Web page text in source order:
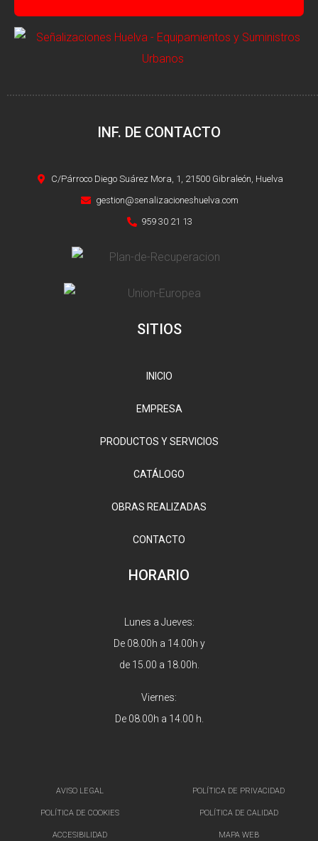
INF. DE CONTACTO
C/Párroco Diego Suárez Mora, 1, 21500 Gibraleón, Huelva
gestion@senalizacioneshuelva.com
959 30 21 13
SITIOS
INICIO
EMPRESA
PRODUCTOS Y SERVICIOS
CATÁLOGO
OBRAS REALIZADAS
CONTACTO
HORARIO
Lunes a Jueves:
De 08.00h a 14.00h y
de 15.00 a 18.00h.
Viernes:
De 08.00h a 14.00 h.
AVISO LEGAL POLÍTICA DE PRIVACIDAD
POLÍTICA DE COOKIES POLÍTICA DE CALIDAD
ACCESIBILIDAD MAPA WEB